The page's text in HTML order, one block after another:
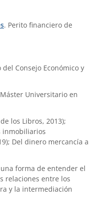
. Perito financiero de
Consejo Económico y
Universitario en
los Libros, 2013);
inmobiliarios
Del dinero mercancía a
forma de entender el
relaciones entre los
y la intermediación